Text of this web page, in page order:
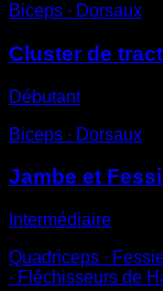
Biceps ∙ Dorsaux
Cluster de
Débutant
Biceps ∙ Dorsaux
Jambe et
Intermédiaire
Quadriceps ∙
∙ Fléchisseurs de